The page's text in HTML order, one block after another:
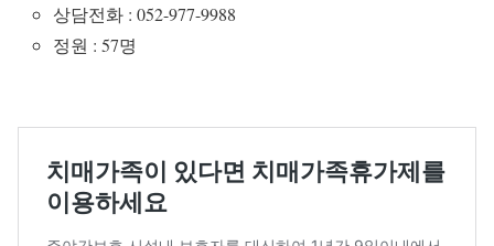
상담전화 : 052-977-9988
정원 : 57명